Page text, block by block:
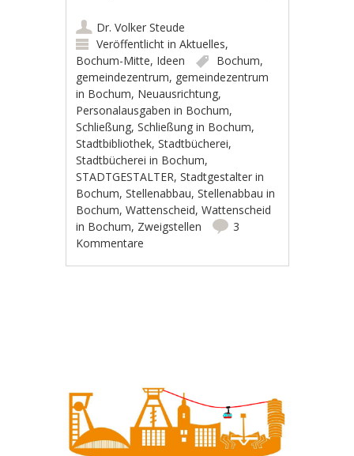
Dr. Volker Steude
Veröffentlicht inAktuelles,
Bochum-Mitte, Ideen Bochum,
gemeindezentrum, gemeindezentrum
in Bochum, Neuausrichtung,
Personalausgaben in Bochum,
Schließung,Schließung in Bochum,
Stadtbibliothek,Stadtbücherei,
Stadtbücherei in Bochum,
STADTGESTALTER,Stadtgestalter in
Bochum,Stellenabbau,Stellenabbau in
Bochum,Wattenscheid,Wattenscheid
in Bochum, Zweigstellen
3
Kommentare